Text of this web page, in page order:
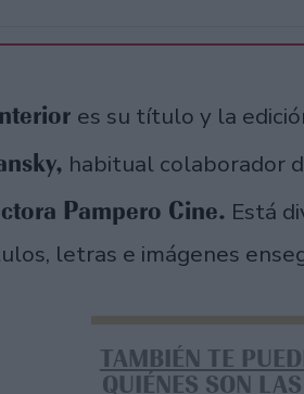
es su título y la
habitual colaborador
Pampero Cine. Está
letras e imágenes
TAMBIÉN TE
QUIÉNES SON